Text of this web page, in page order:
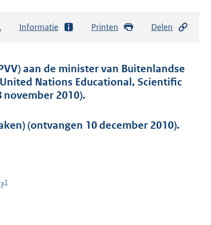
Informatie Printen Delen
aan de minister van Buitenlandse
Nations Educational, Scientific
november 2010).
(ontvangen 10 december 2010).
1